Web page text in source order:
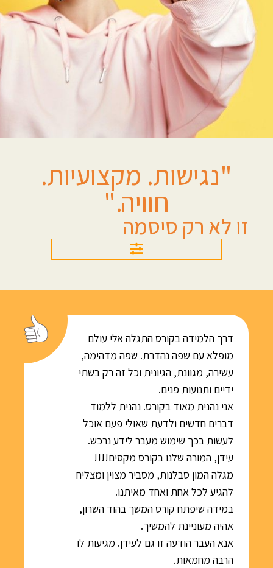
"נגישות. מקצועיות.
חוויה."
זו לא רק סיסמה
דרך הלמידה בקורס התגלה אלי עולם
מופלא עם שפה נהדרת. שפה מדהימה,
עשירה, מגוונת, הגיונית וכל זה רק בשתי
ידיים ותנועות פנים.
אני נהנית מאוד בקורס. נהנית ללמוד
דברים חדשים ולדעת שאולי פעם אוכל
לעשות בכך שימוש מעבר לידע נרכש.
עידן, המורה שלנו בקורס מקסים!!!!
מגלה המון סבלנות, מסביר מצוין ומצליח
להגיע לכל אחת ואחד מאיתנו.
במידה שיפתח קורס המשך בהוד השרון,
אהיה מעוניינת להמשיך.
אנא העבר הודעה זו גם לעידן. מגיעות לו
הרבה מחמאות.